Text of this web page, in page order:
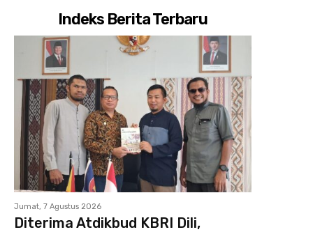
Indeks Berita Terbaru
Jumat, 7 Agustus 2026
Diterima Atdikbud KBRI Dili,